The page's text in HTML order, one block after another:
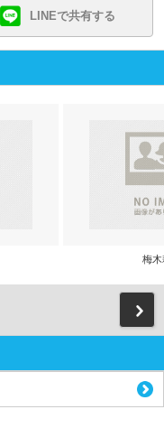
LINEで共有する
梅木